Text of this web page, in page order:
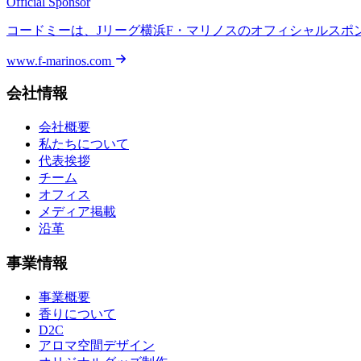
コードミーは、Jリーグ横浜F・マリノスのオフィシャルスポ
www.f-marinos.com
会社情報
会社概要
私たちについて
代表挨拶
チーム
オフィス
メディア掲載
沿革
事業情報
事業概要
香りについて
D2C
アロマ空間デザイン